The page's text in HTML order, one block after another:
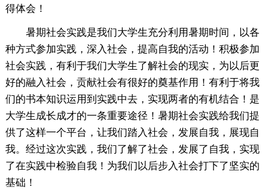
得体会！
暑期社会实践是我们大学生充分利用暑期时间，以各
种方式参加实践，深入社会，提高自我的活动！积极参加
社会实践，有利于我们大学生了解社会的现实，为以后更
好的融入社会，贡献社会有很好的奠基作用！有利于将我
们的书本知识运用到实践中去，实现两者的有机结合！是
大学生成长成才的一条重要途径！暑期社会实践给我们提
供了这样一个平台，让我们踏入社会，发展自我，展现自
我。经过这次实践，我们了解了社会，发展了自我，实现
了在实践中检验自我！为我们以后步入社会打下了坚实的
基础！